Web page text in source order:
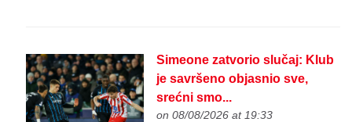
Simeone zatvorio slučaj: Klub
je savršeno objasnio sve,
srećni smo...
on 08/08/2026 at 19:33